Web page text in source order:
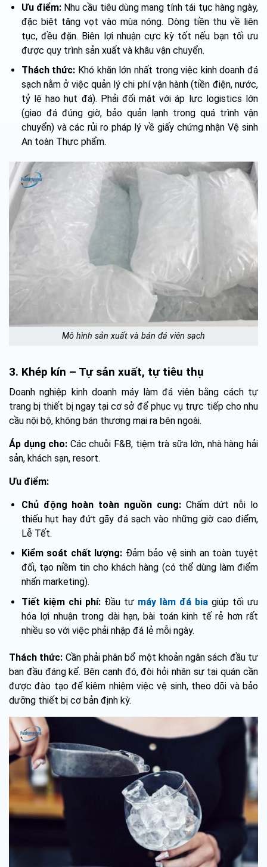
Ưu điểm: Nhu cầu tiêu dùng mang tính tái tục hàng ngày,
đặc biệt tăng vọt vào mùa nóng. Dòng tiền thu về liên
tục, đều đặn. Biên lợi nhuận cực kỳ tốt nếu bạn tối ưu
được quy trình sản xuất và khâu vận chuyển.
Thách thức: Khó khăn lớn nhất trong việc kinh doanh đá
sạch nằm ở việc quản lý chi phí vận hành (tiền điện, nước,
tỷ lệ hao hụt đá). Phải đối mặt với áp lực logistics lớn
(giao đá đúng giờ, bảo quản lạnh trong quá trình vận
chuyển) và các rủi ro pháp lý về giấy chứng nhận Vệ sinh
An toàn Thực phẩm.
Mô hình sản xuất và bán đá viên sạch
3. Khép kín – Tự sản xuất, tự tiêu thụ
Doanh nghiệp kinh doanh máy làm đá viên bằng cách tự
trang bị thiết bị ngay tại cơ sở để phục vụ trực tiếp cho nhu
cầu nội bộ, không bán thương mại ra bên ngoài.
Áp dụng cho: Các chuỗi F&B, tiệm trà sữa lớn, nhà hàng hải
sản, khách sạn, resort.
Ưu điểm:
Chủ động hoàn toàn nguồn cung:Chấm dứt nỗi lo
thiếu hụt hay đứt gãy đá sạch vào những giờ cao điểm,
Lễ Tết.
Kiểm soát chất lượng: Đảm bảo vệ sinh an toàn tuyệt
đối, tạo niềm tin cho khách hàng (có thể dùng làm điểm
nhấn marketing).
Tiết kiệm chi phí:Đầu tư máy làm đá biagiúp tối ưu
hóa lợi nhuận trong dài hạn, bài toán kinh tế rẻ hơn rất
nhiều so với việc phải nhập đá lẻ mỗi ngày.
Thách thức: Cần phải phân bổ một khoản ngân sách đầu tư
ban đầu đáng kể. Bên cạnh đó, đòi hỏi nhân sự tại quán cần
được đào tạo để kiêm nhiệm việc vệ sinh, theo dõi và bảo
dưỡng thiết bị cơ bản định kỳ.